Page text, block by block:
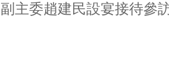
副主委趙建民設宴接待參